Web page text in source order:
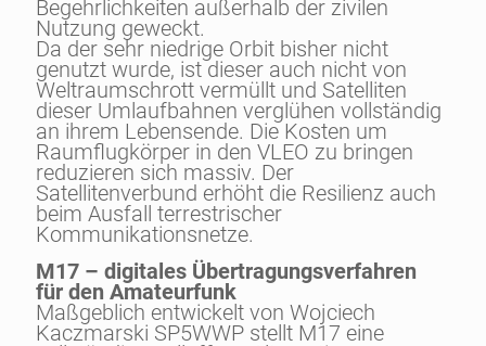
Begehrlichkeiten außerhalb der zivilen
Nutzung geweckt.
Da der sehr niedrige Orbit bisher nicht
genutzt wurde, ist dieser auch nicht von
Weltraumschrott vermüllt und Satelliten
dieser Umlaufbahnen verglühen vollständig
an ihrem Lebensende. Die Kosten um
Raumflugkörper in den VLEO zu bringen
reduzieren sich massiv. Der
Satellitenverbund erhöht die Resilienz auch
beim Ausfall terrestrischer
Kommunikationsnetze.
M17 – digitales Übertragungsverfahren
für den Amateurfunk
Maßgeblich entwickelt von Wojciech
Kaczmarski SP5WWP stellt M17 eine